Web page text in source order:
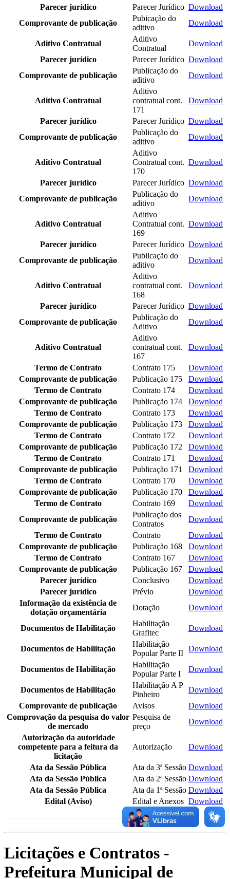
Parecer jurídico Parecer Jurídico Download
Comprovante de publicação
Pubicação do
aditivo
Download
Aditivo Contratual
Aditivo
Contratual
Download
Parecer jurídico
Parecer Jurídico Download
Comprovante de publicação
Publicação do
aditivo
Download
Aditivo Contratual
Aditivo
contratual cont.
171
Download
Parecer jurídico Parecer Jurídico Download
Comprovante de publicação
Publicação do
aditivo
Download
Aditivo Contratual
Aditivo
Contratual cont.
170
Download
Parecer jurídico Parecer Jurídico Download
Comprovante de publicação
Publicação do
aditivo
Download
Aditivo Contratual
Aditivo
Contratual cont.
169
Download
Parecer jurídico Parecer Jurídico Download
Comprovante de publicação
Pubilcação do
aditivo
Download
Aditivo Contratual
Aditivo
contratual cont.
168
Download
Parecer jurídico Parecer Jurídico Download
Comprovante de publicação
Publicação do
Aditivo
Download
Aditivo Contratual
Aditivo
contratual cont.
167
Download
Termo de Contrato Contrato 175
Download
Comprovante de publicação
Publicação 175
Download
Termo de Contrato
Contrato 174
Download
Comprovante de publicação
Publicação 174
Download
Termo de Contrato
Contrato 173
Download
Comprovante de publicação
Publicação 173
Download
Termo de Contrato
Contrato 172
Download
Comprovante de publicação
Publicação 172
Download
Termo de Contrato
Contrato 171
Download
Comprovante de publicação
Publicação 171
Download
Termo de Contrato
Contrato 170
Download
Comprovante de publicação
Publicação 170
Download
Termo de Contrato
Contrato 169
Download
Comprovante de publicação
Publicação dos
Contratos
Download
Termo de Contrato
Contrato
Download
Comprovante de publicação
Publicação 168
Download
Termo de Contrato
Contrato 167
Download
Comprovante de publicação
Publicação 167
Download
Parecer jurídico
Conclusivo
Download
Parecer jurídico
Prévio
Download
Informação da existência de
dotação orçamentária
Dotação Download
Documentos de Habilitação
Habilitação
Grafitec
Download
Documentos de Habilitação
Habilitação
Popular Parte II
Download
Documentos de Habilitação
Habilitação
Popular Parte I
Download
Documentos de Habilitação
Habilitação A P
Pinheiro
Download
Comprovante de publicação
Avisos
Download
Comprovação da pesquisa do valor
de mercado
Pesquisa de
preço
Download
Autorização da autoridade
competente para a feitura da
licitação
Autorização Download
Ata da Sessão Pública Ata da 3ª Sessão Download
Ata da Sessão Pública
Ata da 2ª Sessão Download
Ata da Sessão Pública
Ata da 1ª Sessão Download
Edital (Aviso)
Edital e Anexos Download
Licitações e Contratos -
Prefeitura Municipal de